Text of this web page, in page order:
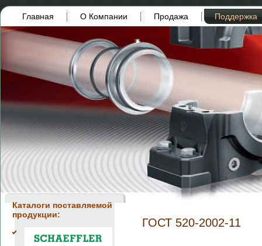
Главная О Компании Продажа Поддержка
Каталоги поставляемой
продукции:
ГОСТ 520-2002-11